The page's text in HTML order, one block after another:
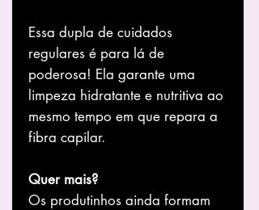
Essa dupla de cuidados
regulares é para lá de
poderosa! Ela garante uma
limpeza hidratante e nutritiva ao
mesmo tempo em que repara a
fibra capilar.
Quer mais?
Os produtinhos ainda formam